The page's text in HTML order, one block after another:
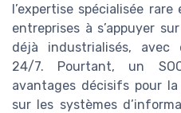
l’expertise spécialisée
entreprises à s’appuyer
déjà industrialisés, avec
24/7. Pourtant, un
avantages décisifs pour
sur les systèmes